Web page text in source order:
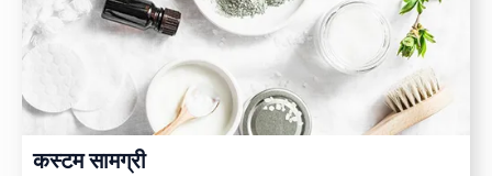
कस्टम सामग्री